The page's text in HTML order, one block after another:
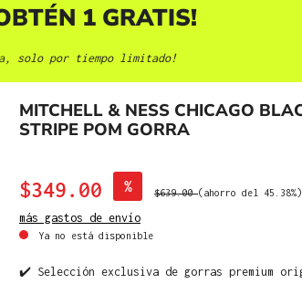
1 GRATIS!
solo por tiempo limitado!
MITCHELL & NESS CHICAGO
STRIPE POM GORRA
$349.00 % $639.00(ahorro del 45.38%)
más gastos de envío
Ya no está disponible
✔️ Selección exclusiva de gorras premium